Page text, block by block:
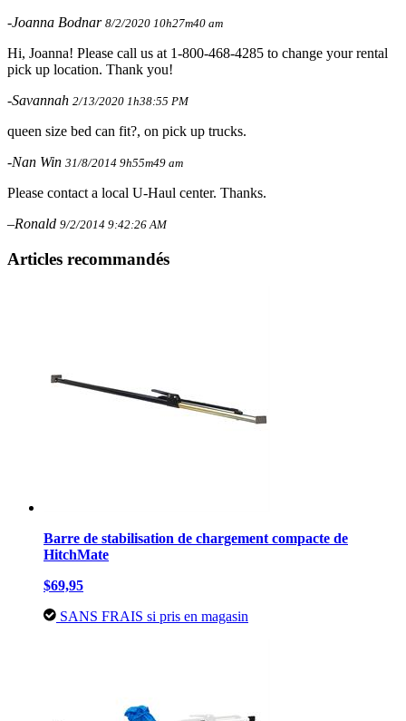
-Joanna Bodnar 8/2/2020 10h27m40 am
Hi, Joanna! Please call us at 1-800-468-4285 to change your rental
pick up location. Thank you!
-Savannah 2/13/2020 1h38:55 PM
queen size bed can fit?, on pick up trucks.
-Nan Win 31/8/2014 9h55m49 am
Please contact a local U-Haul center. Thanks.
–Ronald 9/2/2014 9:42:26 AM
Articles recommandés
Barre de stabilisation de chargement compacte de
HitchMate
$69,95
SANS FRAIS si pris en magasin